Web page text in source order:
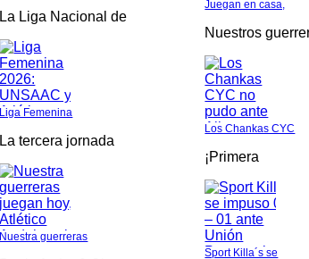
La Liga Nacional de
Liga Femenina
La tercera jornada
Nuestra guerreras
Juegan en casa,
Nuestros
Los Chankas CYC
¡Primera
Sport Killa´s se